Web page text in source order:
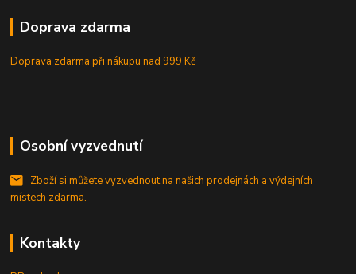
Doprava zdarma
Doprava zdarma při nákupunad 999 Kč
Osobní vyzvednutí
Zboží si můžete vyzvednout na našich prodejnách a výdejních
místech zdarma.
Kontakty